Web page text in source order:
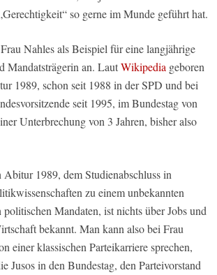
so gerne im Munde geführt hat.
Nahles als Beispiel für eine langjährige
Mandatsträgerin an. LautWikipedia geboren
1989, schon seit 1988 in der SPD und bei
seit 1995, im Bundestag von
Unterbrechung von 3 Jahren, bisher also
1989, dem Studienabschluss in
zu einem unbekannten
Mandaten, ist nichts über Jobs und
bekannt. Man kann also bei Frau
einer klassischen Parteikarriere sprechen,
Jusos in den Bundestag, den Parteivorstand